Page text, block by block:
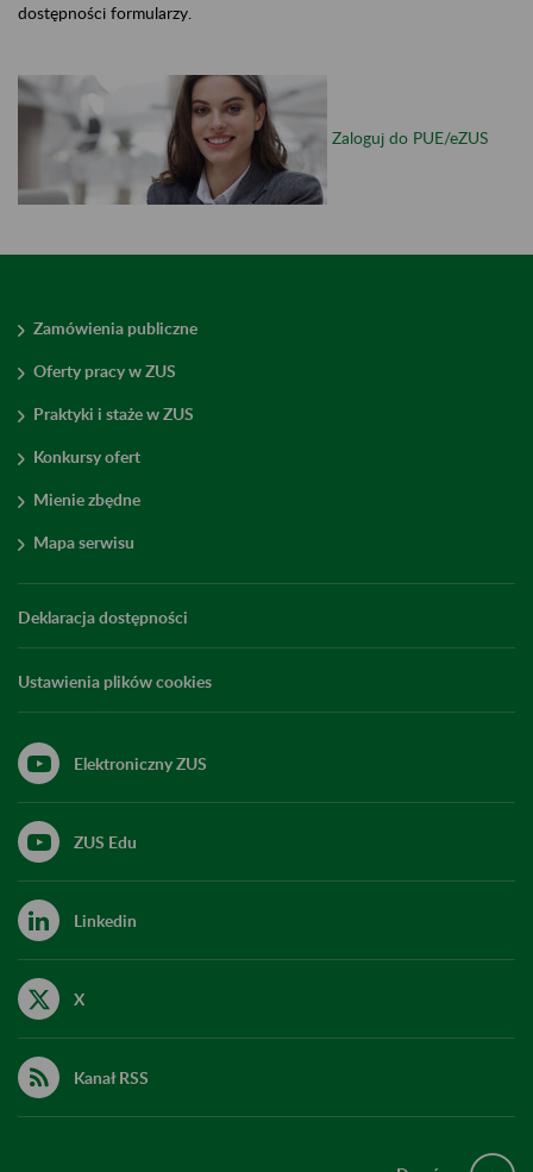
dostępności formularzy.
Zaloguj do PUE/eZUS
Zamówienia publiczne
Oferty pracy w ZUS
Praktyki i staże w ZUS
Konkursy ofert
Mienie zbędne
Mapa serwisu
Deklaracja dostępności
Ustawienia plików cookies
Elektroniczny ZUS
ZUS Edu
Linkedin
X
Kanał RSS